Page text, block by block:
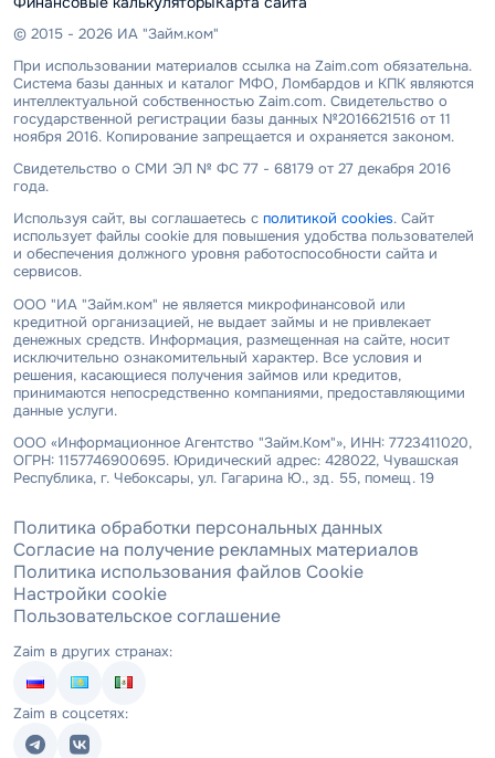
© 2015 - 2026 ИА "Займ.ком"
При использовании материалов ссылка на Zaim.com обязательна.
Система базы данных и каталог МФО, Ломбардов и КПК являются
интеллектуальной собственностью Zaim.com. Свидетельство о
государственной регистрации базы данных №2016621516 от 11
ноября 2016. Копирование запрещается и охраняется законом.
Свидетельство о СМИ ЭЛ № ФС 77 - 68179 от 27 декабря 2016
года.
Используя сайт, вы соглашаетесь с политикой cookies. Сайт
использует файлы cookie для повышения удобства пользователей
и обеспечения должного уровня работоспособности сайта и
сервисов.
ООО "ИА "Займ.ком" не является микрофинансовой или
кредитной организацией, не выдает займы и не привлекает
денежных средств. Информация, размещенная на сайте, носит
исключительно ознакомительный характер. Все условия и
решения, касающиеся получения займов или кредитов,
принимаются непосредственно компаниями, предоставляющими
данные услуги.
ООО «Информационное Агентство "Займ.Ком"», ИНН: 7723411020,
ОГРН: 1157746900695. Юридический адрес: 428022, Чувашская
Республика, г. Чебоксары, ул. Гагарина Ю., зд. 55, помещ. 19
Политика обработки персональных данных
Согласие на получение рекламных материалов
Политика использования файлов Cookie
Настройки cookie
Пользовательское соглашение
Zaim в других странах:
Zaim в соцсетях: